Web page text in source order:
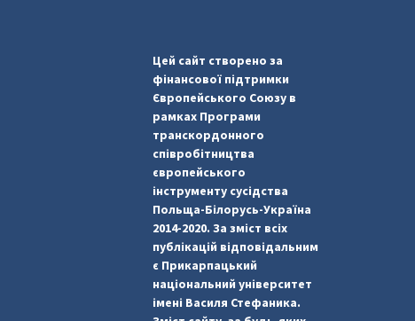
Цей сайт створено за
фінансової підтримки
Європейського Союзу в
рамках Програми
транскордонного
співробітництва
європейського
інструменту сусідства
Польща-Білорусь-Україна
2014-2020. За зміст всіх
публікацій відповідальним
є Прикарпацький
національний університет
імені Василя Стефаника.